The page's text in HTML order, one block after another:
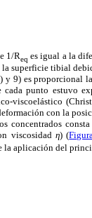
1/Req es igual a la
la superficie tibial
y 9) es proporcional
punto estuvo
viscoelástico
con la
concentrados
viscosidad η) (
la aplicación del